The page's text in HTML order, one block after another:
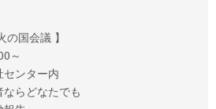
の国会議 】
～
センター内
ならどなたでも